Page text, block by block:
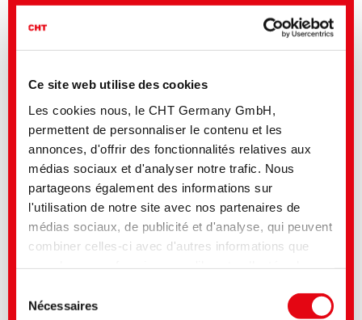
Ce site web utilise des cookies
Les cookies nous, le CHT Germany GmbH,
permettent de personnaliser le contenu et les
annonces, d'offrir des fonctionnalités relatives aux
médias sociaux et d'analyser notre trafic. Nous
partageons également des informations sur
l'utilisation de notre site avec nos partenaires de
médias sociaux, de publicité et d'analyse, qui peuvent
combiner celles-ci avec d'autres informations que
à nos cookies si vous continuez à utiliser notre site
Nécessaires
BEZAFLUOR FF | Pigments fluorescents et sans
formaldéhyde
BEMACRON HP-LTD | Teinture à basses températures